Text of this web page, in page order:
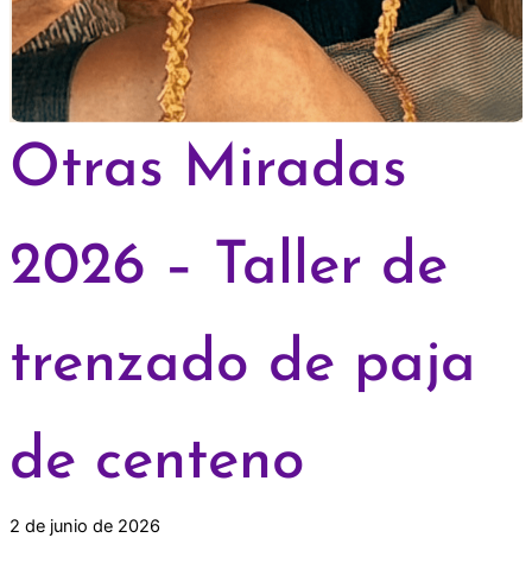
Otras Miradas
2026 – Taller de
trenzado de paja
de centeno
2 de junio de 2026